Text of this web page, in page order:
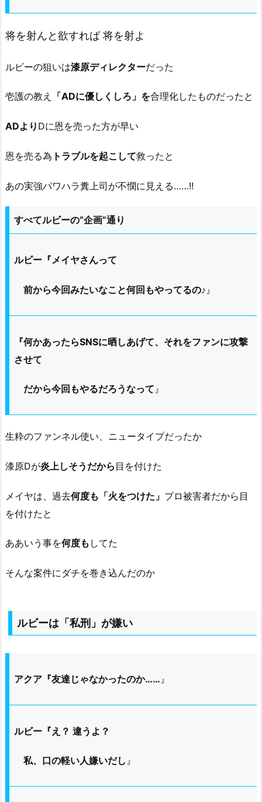
将を射んと欲すれば 将を射よ
ルビーの狙いは漆原ディレクターだった
壱護の教え 「ADに優しくしろ」を合理化したものだったと
ADより Dに恩を売った方が早い
恩を売る為 トラブルを起こして救ったと
あの実強パワハラ糞上司が不憫に見える……!!
すべてルビーの“企画”通り
ルビー『メイヤさんって
前から今回みたいなこと何回もやってるの♪』
『何かあったらSNSに晒しあげて、それをファンに攻撃
させて
だから今回もやるだろうなって』
生粋のファンネル使い、ニュータイプだったか
漆原Dが炎上しそうだから 目を付けた
メイヤは、過去何度も「火をつけた」 プロ被害者だから目
を付けたと
ああいう事を何度も してた
そんな案件にダチを巻き込んだのか
ルビーは「私刑」が嫌い
アクア『友達じゃなかったのか……』
ルビー『え？ 違うよ？
私、口の軽い人嫌いだし 』